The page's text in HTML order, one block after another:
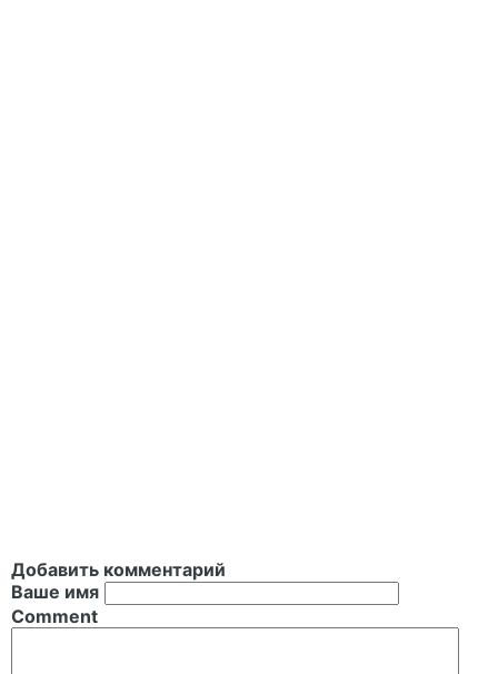
Добавить комментарий
Ваше имя
Comment